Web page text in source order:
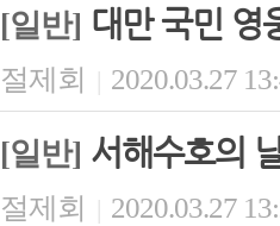
[일반] 대만 국민 영
절제회 | 2020.03.27
[일반] 서해수호의
절제회 | 2020.03.27